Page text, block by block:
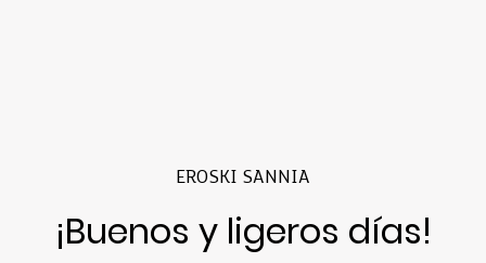
EROSKI SANNIA
¡Buenos y ligeros días!